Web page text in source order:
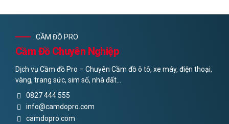
CẦM ĐỒ PRO
Cầm Đồ Chuyên Nghiệp
Dịch vụ Cầm đồ Pro – Chuyên Cầm đồ ô tô, xe máy, điện thoại,
vàng, trang sức, sim số, nhà đất…
0827 444 555
info@camdopro.com
camdopro.com